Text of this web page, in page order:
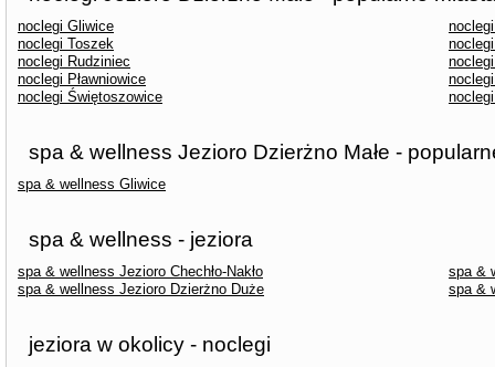
noclegi Gliwice
noclegi Toszek
noclegi Rudziniec
noclegi Pławniowice
noclegi Świętoszowice
spa & wellness Jezioro Dzierżno Małe -
spa & wellness Gliwice
spa & wellness - jeziora
spa & wellness Jezioro Chechło-Nakło
spa &
spa & wellness Jezioro Dzierżno Duże
spa &
jeziora w okolicy - noclegi